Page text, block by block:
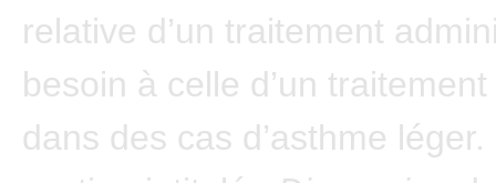
relative d’un traitement
besoin à celle d’un traitement
dans des cas d’asthme